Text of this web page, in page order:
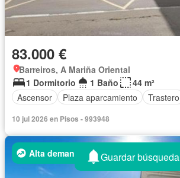
83.000 €
Barreiros, A Mariña Oriental
1 Dormitorio
1 Baño
44 m²
Ascensor
Plaza aparcamiento Trastero
10 jul 2026 en Pisos - 993948
Alta demanda Guardar búsqueda